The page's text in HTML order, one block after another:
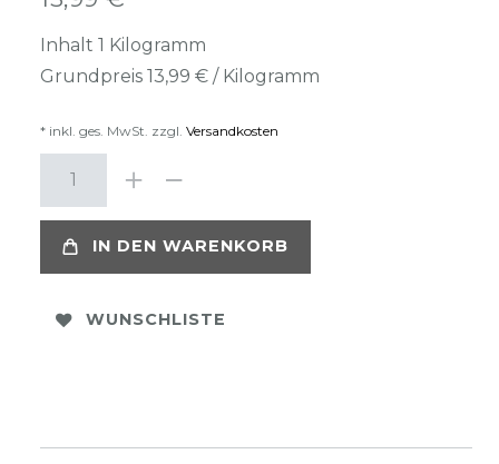
Inhalt 1 Kilogramm
Grundpreis 13,99 € / Kilogramm
* inkl. ges. MwSt. zzgl. Versandkosten
IN DEN WARENKORB
WUNSCHLISTE